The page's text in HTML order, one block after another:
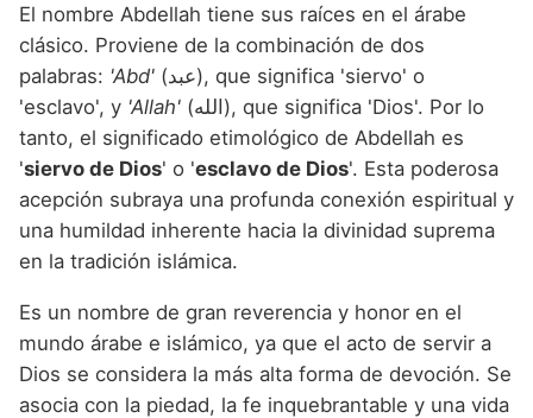
Nombres de niño que empiezan por W
Nombres de niño que empiezan por X
Nombres de niño que empiezan por Y
Nombres de niño que empiezan por Z
El nombre Abdellah tiene sus raíces en el árabe
clásico. Proviene de la combinación de dos
palabras: 'Abd' (عبد), que significa 'siervo' o
'esclavo', y 'Allah' (الله), que significa 'Dios'. Por lo
tanto, el significado etimológico de Abdellah es
'siervo de Dios' o 'esclavo de Dios'. Esta poderosa
acepción subraya una profunda conexión espiritual y
una humildad inherente hacia la divinidad suprema
en la tradición islámica.
Es un nombre de gran reverencia y honor en el
mundo árabe e islámico, ya que el acto de servir a
Dios se considera la más alta forma de devoción. Se
asocia con la piedad, la fe inquebrantable y una vida